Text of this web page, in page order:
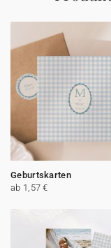
Geburtskarten
ab 1,57 €